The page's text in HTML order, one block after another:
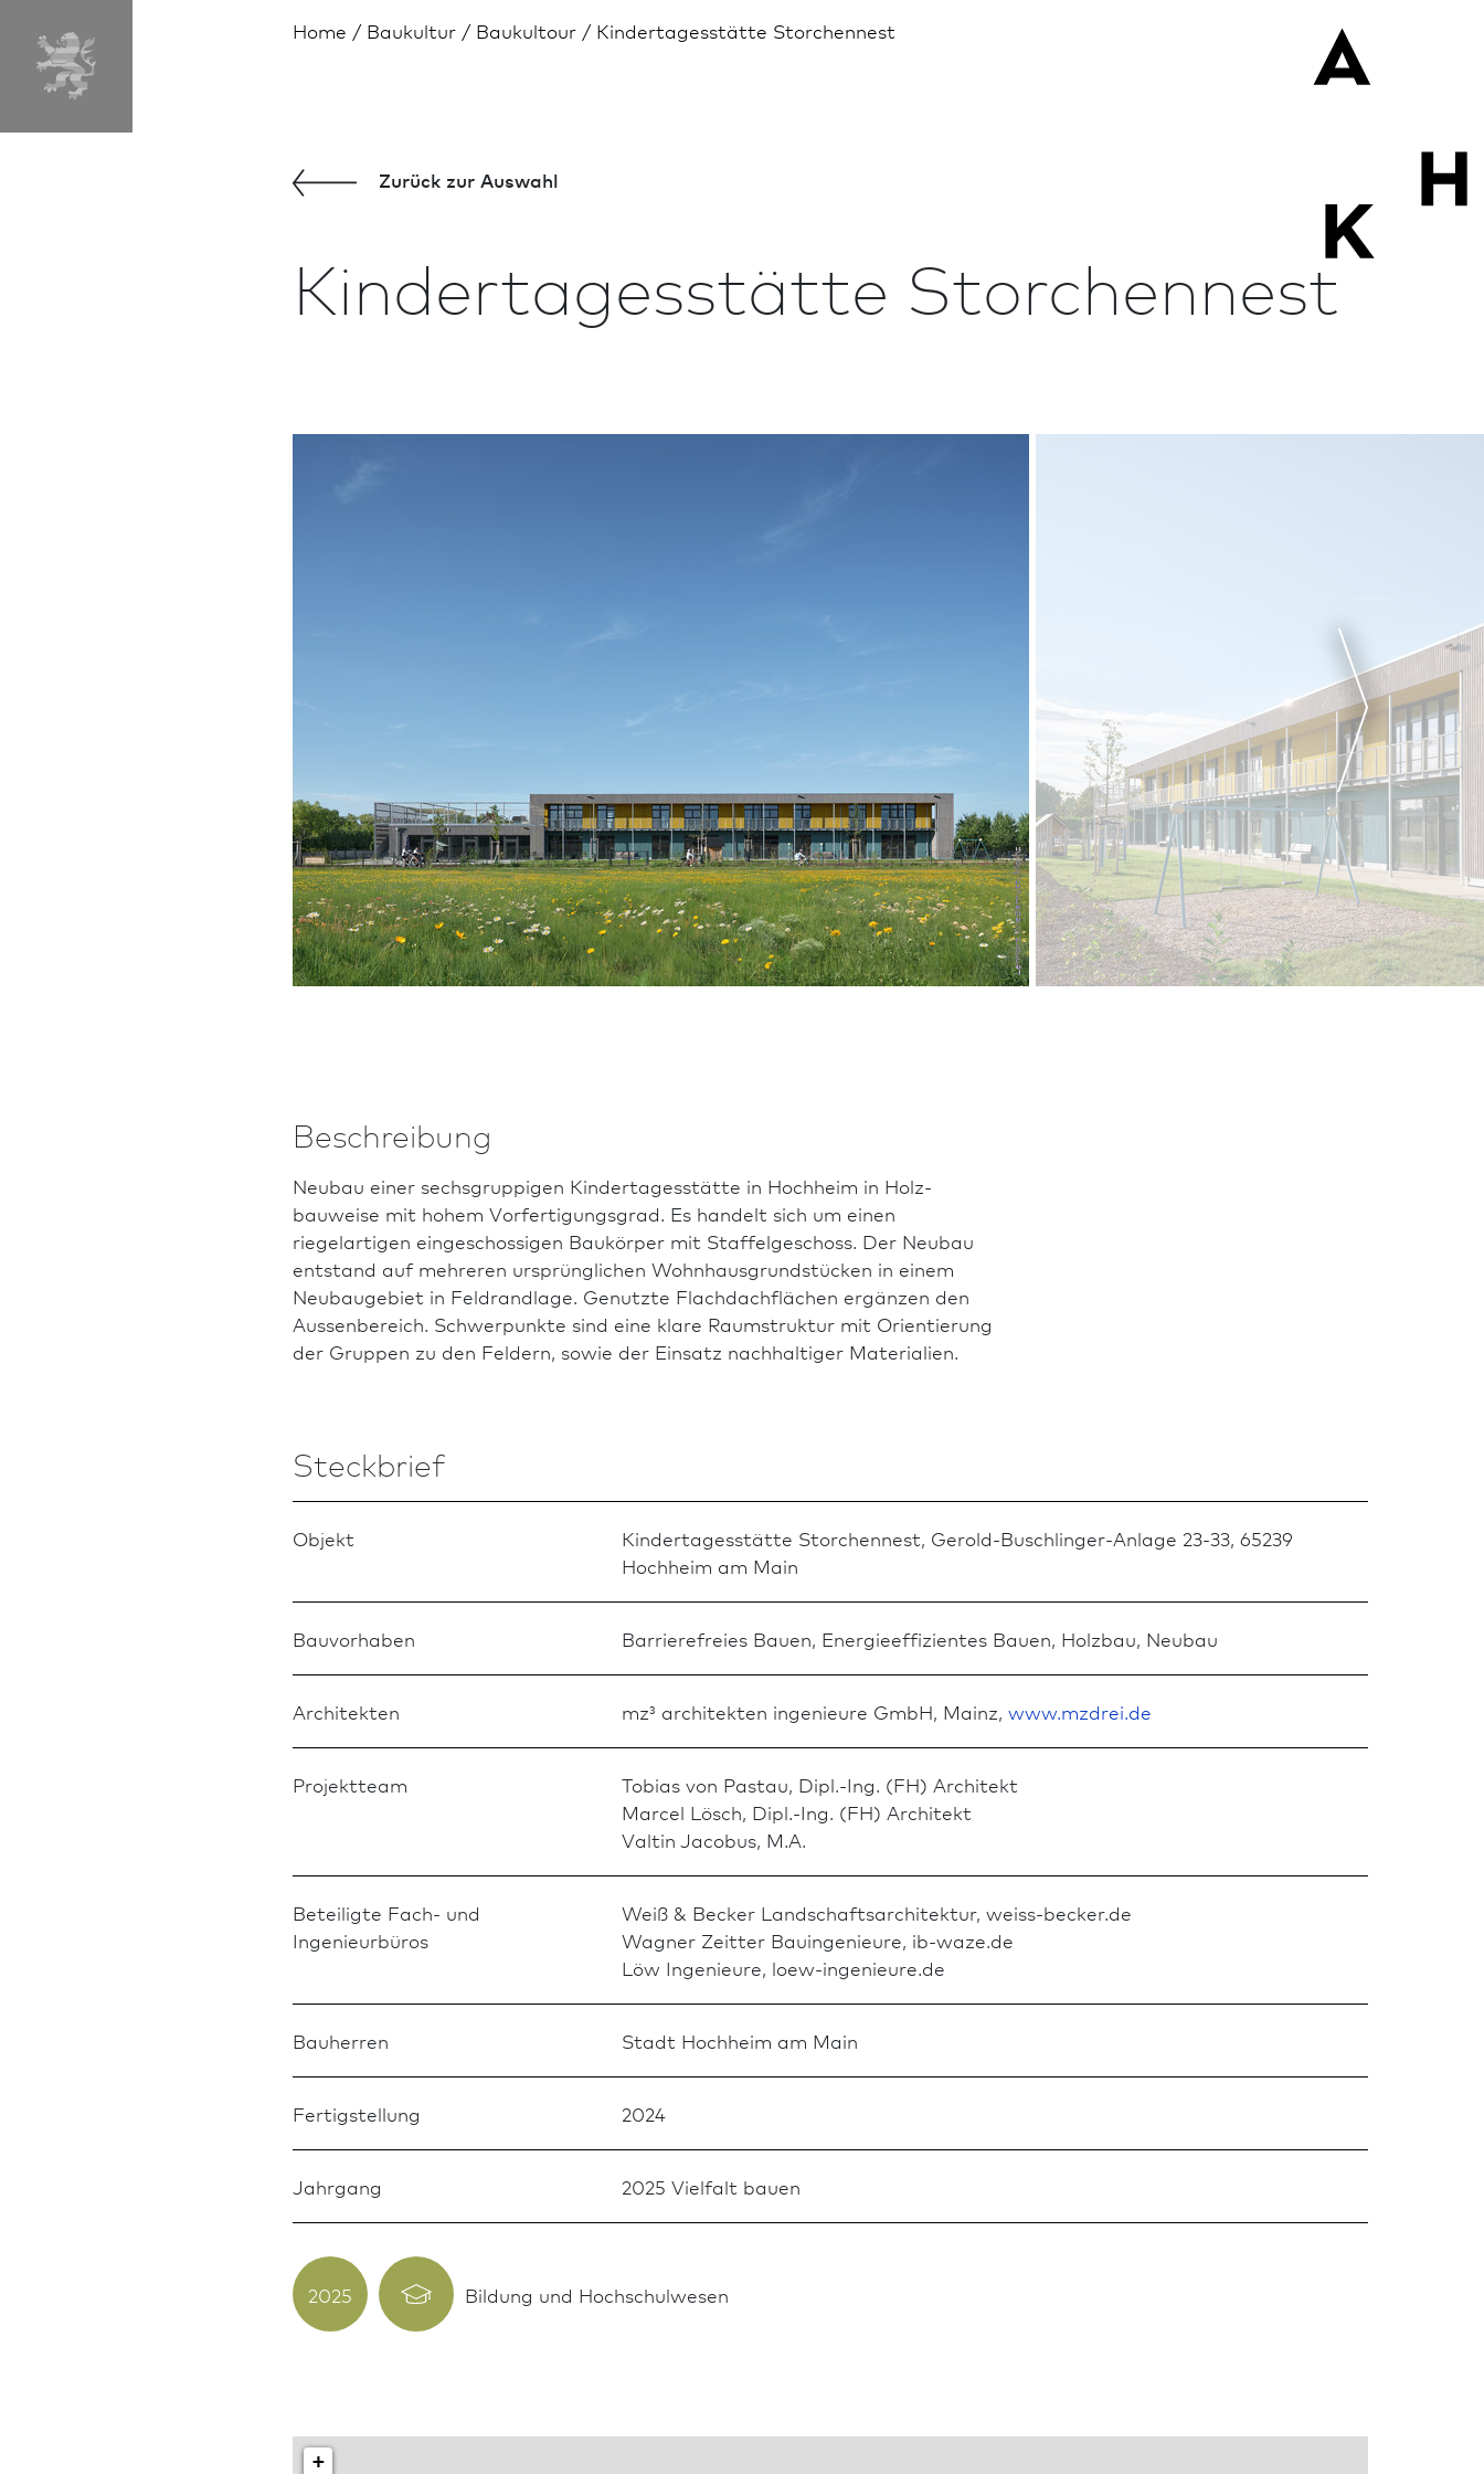
MENÜ
Home Bau­kultur Baukultour Kinder­tages­stätte Storchennest
Zurück zur Aus­wahl
Kinder­tages­stätte Storchennest
Lennart Wiedemuth, Mainz
Beschreibung
Neu­bau einer sechsgruppigen Kinder­tages­stätte in Hochheim in Holz­
bauweise mit hohem Vorfertigungsgrad. Es handelt sich um einen
riegelartigen eingeschossigen Baukörper mit Staffelgeschoss. Der Neu­bau
entstand auf mehreren ursprünglichen Wohnhausgrundstücken in einem
Neu­baugebiet in Feldrandlage. Genutzte Flachdachflächen ergänzen den
Aussenbereich. Schwer­punkte sind eine klare Raumstruktur mit Orientierung
der Gruppen zu den Feldern, sowie der Einsatz nach­haltiger Materialien.
Steckbrief
Objekt
Kinder­tages­stätte Storchennest, Gerold-Buschlinger-Anlage 23-33, 65239
Hochheim am Main
Bauvorhaben Barrierefreies Bauen, Energieeffizientes Bauen, Holz­bau, Neu­bau
Architekten mz³ architekten ingenieure GmbH, Mainz, www.mzdrei.de
Projektteam
Tobias von Pastau, Dipl.-Ing. (FH) Architekt
Marcel Lösch, Dipl.-Ing. (FH) Architekt
Valtin Jacobus, M.A.
Beteiligte Fach- und
Ingenieurbüros
Weiß & Becker Land­schafts­architektur, weiss-becker.de
Wagner Zeitter Bauingenieure, ib-waze.de
Löw Ingenieure, loew-ingenieure.de
Bauherren Stadt Hochheim am Main
Fertigstellung 2024
Jahrgang 2025 Vielfalt bauen
2025 Bildung und Hochschulwesen
+